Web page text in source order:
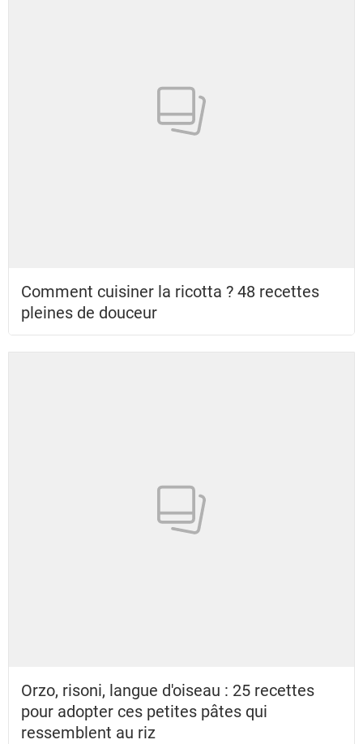
Comment cuisiner la ricotta ? 48 recettes
pleines de douceur
Orzo, risoni, langue d'oiseau : 25 recettes
pour adopter ces petites pâtes qui
ressemblent au riz